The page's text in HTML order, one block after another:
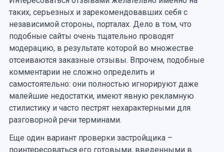
таких, серьезных и зарекомендовавших себя с
независимой стороны, порталах. Дело в том, что
подобные сайты очень тщательно проводят
модерацию, в результате которой во множестве
отсеиваются заказные отзывы. Впрочем, подобные
комментарии не сложно определить и
самостоятельно: они полностью игнорируют даже
малейшие недостатки, имеют явную рекламную
стилистику и часто пестрят нехарактерными для
разговорной речи терминами.
Еще один вариант проверки застройщика –
поинтересоваться его готовыми, введенными в